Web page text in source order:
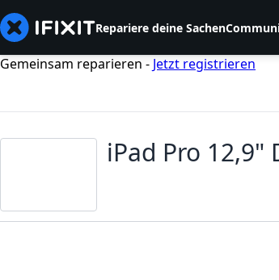
Repariere deine Sachen
Gemeinsam reparieren - Jetzt registrieren
iPad Pro 12,9"